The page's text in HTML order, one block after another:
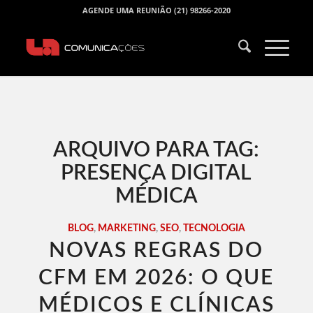
AGENDE UMA REUNIÃO (21) 98266-2020
ARQUIVO PARA TAG:
PRESENÇA DIGITAL
MÉDICA
BLOG, MARKETING, SEO, TECNOLOGIA
NOVAS REGRAS DO
CFM EM 2026: O QUE
MÉDICOS E CLÍNICAS